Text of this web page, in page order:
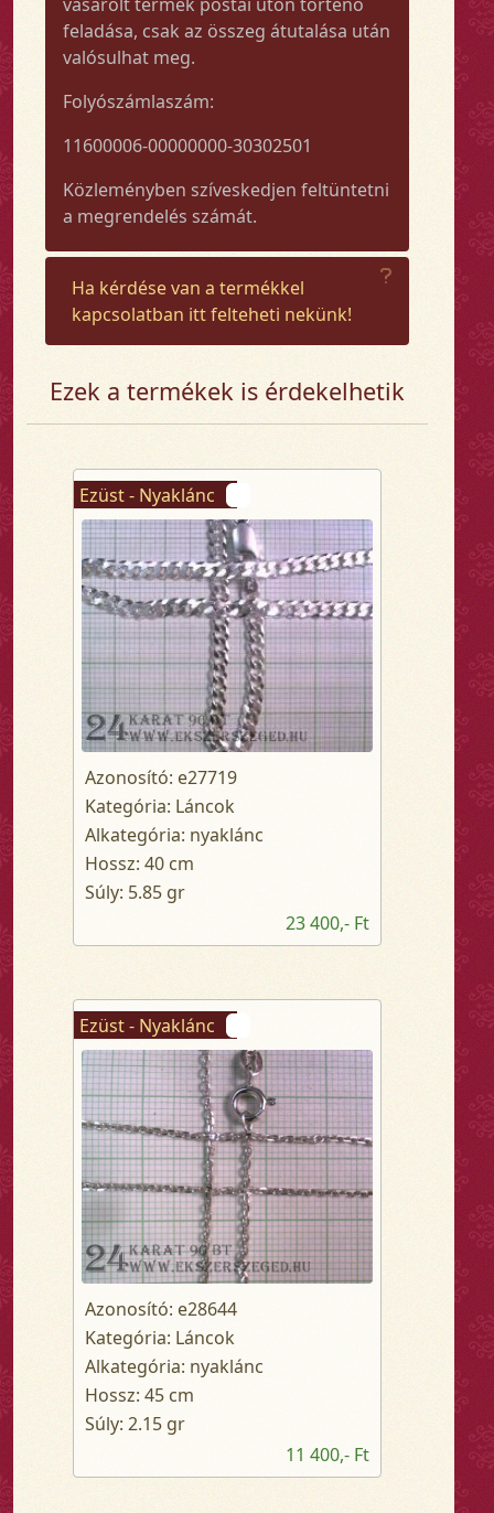
feladása, csak az összeg átutalása után
valósulhat meg.
Folyószámlaszám:
11600006-00000000-30302501
Közleményben szíveskedjen feltüntetni
a megrendelés számát.
Ha kérdése van a termékkel
kapcsolatban itt felteheti nekünk!
Ezek a termékek is érdekelhetik
Ezüst - Nyaklánc
Azonosító: e27719
Kategória: Láncok
Alkategória: nyaklánc
Hossz: 40 cm
Súly: 5.85 gr
23 400,- Ft
Ezüst - Nyaklánc
Azonosító: e28644
Kategória: Láncok
Alkategória: nyaklánc
Hossz: 45 cm
Súly: 2.15 gr
11 400,- Ft